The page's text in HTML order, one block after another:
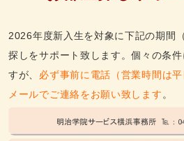
2026年度新入生を対象に下記の期間
探しをサポート致します。個々の条
すが、 必ず事前に電話（営業時間は
メールでご連絡をお願い致します 。